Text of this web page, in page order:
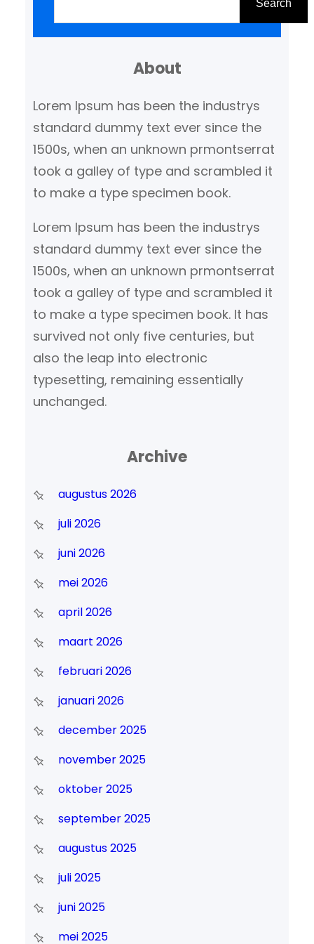
veelzijdigheid is LED-
Search
About
Lorem Ipsum has been the industrys
standard dummy text ever since the
1500s, when an unknown prmontserrat
took a galley of type and scrambled it
to make a type specimen book.
Lorem Ipsum has been the industrys
standard dummy text ever since the
1500s, when an unknown prmontserrat
took a galley of type and scrambled it
to make a type specimen book. It has
survived not only five centuries, but
also the leap into electronic
typesetting, remaining essentially
unchanged.
Archive
augustus 2026
juli 2026
juni 2026
mei 2026
april 2026
maart 2026
februari 2026
januari 2026
december 2025
november 2025
oktober 2025
september 2025
augustus 2025
juli 2025
juni 2025
mei 2025